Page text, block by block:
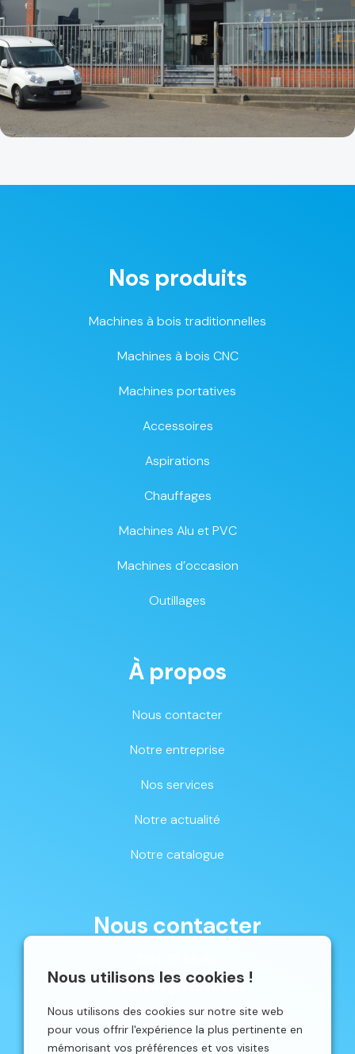
Nous utilisons les cookies !
Nous utilisons des cookies sur notre site web
pour vous offrir l'expérience la plus pertinente en
mémorisant vos préférences et vos visites
Nos produits
Machines à bois traditionnelles
Machines à bois CNC
Machines portatives
Accessoires
Aspirations
Chauffages
Machines Alu et PVC
Machines d’occasion
Outillages
À propos
Nous contacter
Notre entreprise
Nos services
Notre actualité
Notre catalogue
Nous contacter
mschene@schene.be
Avenue du Parc 16 | 4650 CHAINEUX